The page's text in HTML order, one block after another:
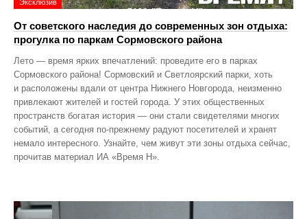
Эксклюзив
От советского наследия до современных зон отдыха:
прогулка по паркам Сормовского района
Лето — время ярких впечатлений: проведите его в парках
Сормовского района! Сормовский и Светлоярский парки, хоть
и расположены вдали от центра Нижнего Новгорода, неизменно
привлекают жителей и гостей города. У этих общественных
пространств богатая история — они стали свидетелями многих
событий, а сегодня по‑прежнему радуют посетителей и хранят
немало интересного. Узнайте, чем живут эти зоны отдыха сейчас,
прочитав материал ИА «Время Н».